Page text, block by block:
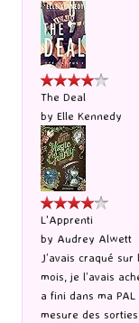
The Deal
by Elle Kennedy
L'Apprenti
by Audrey Alwett
J’avais craqué
mois, je l’avais
a fini dans ma
mesure des